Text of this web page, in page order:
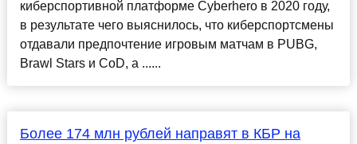
киберспортивной платформе Cyberhero в 2020 году,
в результате чего выяснилось, что киберспортсмены
отдавали предпочтение игровым матчам в PUBG,
Brawl Stars и CoD, а ......
Более 174 млн рублей направят в КБР на